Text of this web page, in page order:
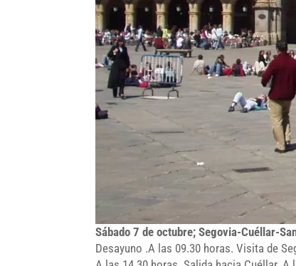
Sábado 7 de octubre; Segovia-Cuéllar-
Desayuno .A las 09.30 horas. Visita de